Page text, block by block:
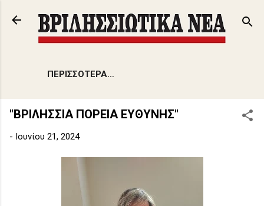
Μετάβαση στο κύριο περιεχόμενο
ΠΕΡΙΣΣΌΤΕΡΑ…
"ΒΡΙΛΗΣΣΙΑ ΠΟΡΕΙΑ ΕΥΘΥΝΗΣ"
- Ιουνίου 21, 2024